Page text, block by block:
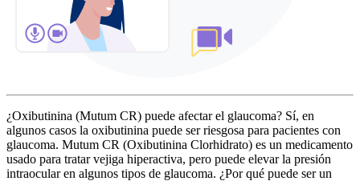
¿Oxibutinina (Mutum CR) puede afectar el glaucoma? Sí, en
algunos casos la oxibutinina puede ser riesgosa para pacientes con
glaucoma. Mutum CR (Oxibutinina Clorhidrato) es un medicamento
usado para tratar vejiga hiperactiva, pero puede elevar la presión
intraocular en algunos tipos de glaucoma. ¿Por qué puede ser un